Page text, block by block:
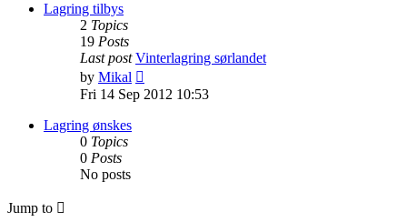
Lagring tilbys
2 Topics
19 Posts
Last post Vinterlagring sørlandet
by Mikal
the
Fri 14 Sep 2012 10:53
Lagring ønskes
0 Topics
0 Posts
No posts
Jump to